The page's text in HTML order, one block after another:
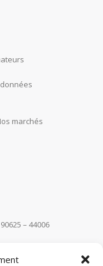
marchés
– 44006